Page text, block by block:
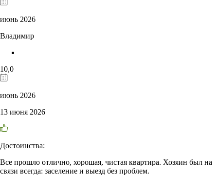
июнь 2026
Владимир
10,0
июнь 2026
13 июня 2026
Достоинства:
Все прошло отлично, хорошая, чистая квартира. Хозяин был на
связи всегда: заселение и выезд без проблем.